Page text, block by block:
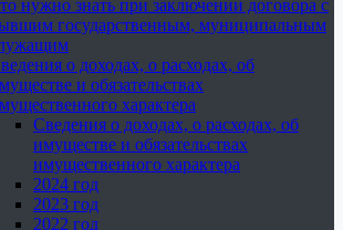
нужно знать при заключении договора с
государственным, муниципальным
о доходах, о расходах, об
и обязательствах
характера
Сведения о доходах, о расходах, об
имуществе и обязательствах
имущественного характера
2024 год
2023 год
2022 год